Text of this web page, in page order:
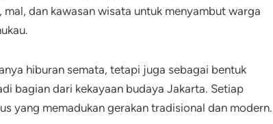
dan kawasan wisata untuk menyambut warga
hiburan semata, tetapi juga sebagai bentuk
bagian dari kekayaan budaya Jakarta. Setiap
yang memadukan gerakan tradisional dan modern.